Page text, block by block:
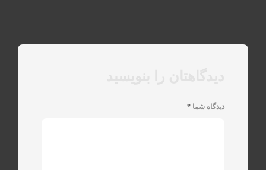
دیدگاه شما *